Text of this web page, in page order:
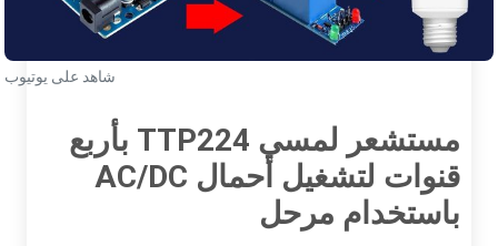
شاهد على يوتيوب
مستشعر لمسي TTP224 بأربع
قنوات لتشغيل أحمال AC/DC
باستخدام مرحل